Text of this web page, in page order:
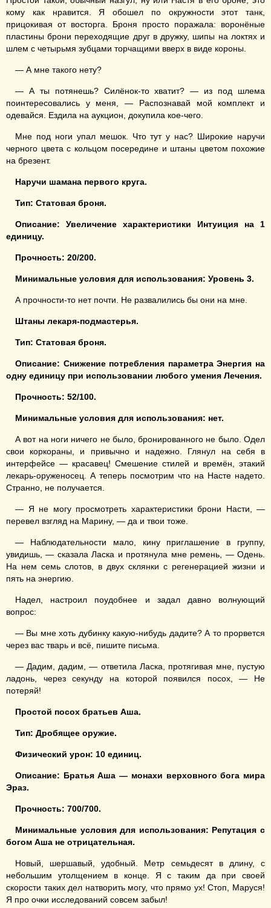
кому как нравится. Я обошел по окружности этот танк,
прицокивая от восторга. Броня просто поражала: воронёные
пластины брони переходящие друг в дружку, шипы на локтях и
шлем с четырьмя зубцами торчащими вверх в виде короны.
— А мне такого нету?
— А ты потянешь? Силёнок-то хватит? — из под шлема
поинтересовались у меня, — Распознавай мой комплект и
одевайся. Ездила на аукцион, докупила кое-чего.
Мне под ноги упал мешок. Что тут у нас? Широкие наручи
черного цвета с кольцом посередине и штаны цветом похожие
на брезент.
Наручи шамана первого круга.
Тип: Статовая броня.
Описание: Увеличение характеристики Интуиция на 1
единицу.
Прочность: 20/200.
Минимальные условия для использования: Уровень 3.
А прочности-то нет почти. Не развалились бы они на мне.
Штаны лекаря-подмастерья.
Тип: Статовая броня.
Описание: Снижение потребления параметра Энергия на
одну единицу при использовании любого умения Лечения.
Прочность: 52/100.
Минимальные условия для использования: нет.
А вот на ноги ничего не было, бронированного не было. Одел
свои коркораны, и привычно и надежно. Глянул на себя в
интерфейсе — красавец! Смешение стилей и времён, этакий
лекарь-оруженосец. А теперь посмотрим что на Насте надето.
Странно, не получается.
— Я не могу просмотреть характеристики брони Насти, —
перевел взгляд на Марину, — да и твои тоже.
— Наблюдательности мало, кину приглашение в группу,
увидишь, — сказала Ласка и протянула мне ремень, — Одень.
На нем семь слотов, в двух склянки с регенерацией жизни и
пять на энергию.
Надел, настроил поудобнее и задал давно волнующий
вопрос:
— Вы мне хоть дубинку какую-нибудь дадите? А то прорвется
через вас тварь и всё, пишите письма.
— Дадим, дадим, — ответила Ласка, протягивая мне, пустую
ладонь, через секунду на которой появился посох, — Не
потеряй!
Простой посох братьев Аша.
Тип: Дробящее оружие.
Физический урон: 10 единиц.
Описание: Братья Аша — монахи верховного бога мира
Эраз.
Прочность: 700/700.
Минимальные условия для использования: Репутация с
богом Аша не отрицательная.
Новый, шершавый, удобный. Метр семьдесят в длину, с
небольшим утолщением в конце. Я с таким да при своей
скорости таких дел натворить могу, что прямо ух! Стоп, Маруся!
Я про очки исследований совсем забыл!